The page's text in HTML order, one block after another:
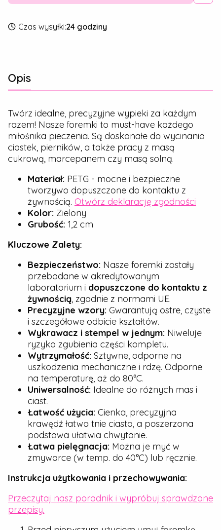
Czas wysyłki:24 godziny
Opis
Twórz idealne, precyzyjne wypieki za każdym
razem! Nasze foremki to must-have każdego
miłośnika pieczenia. Są doskonałe do wycinania
ciastek, pierników, a także pracy z masą
cukrową, marcepanem czy masą solną.
Materiał: PETG - mocne i bezpieczne
tworzywo dopuszczone do kontaktu z
żywnością. Otwórz deklarację zgodności
Kolor: Zielony
Grubość: 1,2 cm
Kluczowe Zalety:
Bezpieczeństwo: Nasze foremki zostały
przebadane w akredytowanym
laboratorium i dopuszczone do kontaktu z
żywnością, zgodnie z normami UE.
Precyzyjne wzory: Gwarantują ostre, czyste
i szczegółowe odbicie kształtów.
Wykrawacz i stempel w jednym: Niweluje
ryzyko zgubienia części kompletu.
Wytrzymałość: Sztywne, odporne na
uszkodzenia mechaniczne i rdzę. Odporne
na temperaturę, aż do 80°C.
Uniwersalność: Idealne do różnych mas i
ciast.
Łatwość użycia: Cienka, precyzyjna
krawędź łatwo tnie ciasto, a poszerzona
podstawa ułatwia chwytanie.
Łatwa pielęgnacja: Można je myć w
zmywarce (w temp. do 40°C) lub ręcznie.
Instrukcja użytkowania i przechowywania:
Przeczytaj nasz poradnik i wypróbuj sprawdzone
przepisy.